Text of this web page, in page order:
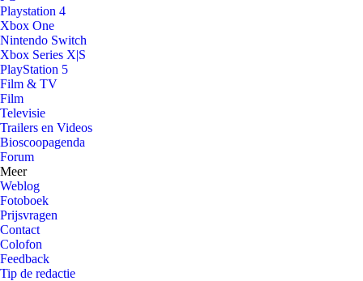
Playstation 4
Xbox One
Nintendo Switch
Xbox Series X|S
PlayStation 5
Film & TV
Film
Televisie
Trailers en Videos
Bioscoopagenda
Forum
Meer
Weblog
Fotoboek
Prijsvragen
Contact
Colofon
Feedback
Tip de redactie